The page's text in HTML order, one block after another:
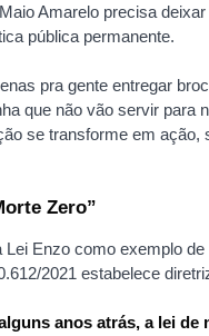
Amarelo precisa
pública permanente.
pra gente entregar
que não vão servir para
se transforme em
Zero”
Enzo como exemplo
2021 estabelece
anos atrás, a lei